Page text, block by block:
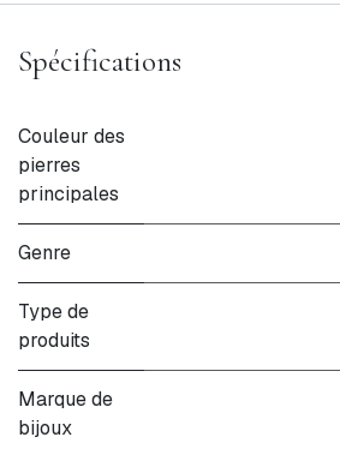
Spécifications
Couleur des
pierres
principales
Genre
Type de
produits
Marque de
bijoux